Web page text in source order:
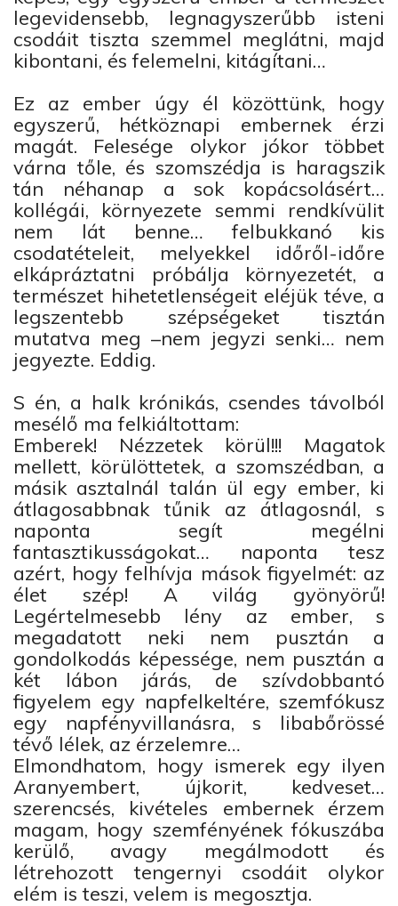
legevidensebb, legnagyszerűbb isteni
csodáit tiszta szemmel meglátni, majd
kibontani, és felemelni, kitágítani…
Ez az ember úgy él közöttünk, hogy
egyszerű, hétköznapi embernek érzi
magát. Felesége olykor jókor többet
várna tőle, és szomszédja is haragszik
tán néhanap a sok kopácsolásért…
kollégái, környezete semmi rendkívülit
nem lát benne… felbukkanó kis
csodatételeit, melyekkel időről-időre
elkápráztatni próbálja környezetét, a
természet hihetetlenségeit eléjük téve, a
legszentebb szépségeket tisztán
mutatva meg –nem jegyzi senki… nem
jegyezte. Eddig.
S én, a halk krónikás, csendes távolból
mesélő ma felkiáltottam:
Emberek! Nézzetek körül!!! Magatok
mellett, körülöttetek, a szomszédban, a
másik asztalnál talán ül egy ember, ki
átlagosabbnak tűnik az átlagosnál, s
naponta segít megélni
fantasztikusságokat… naponta tesz
azért, hogy felhívja mások figyelmét: az
élet szép! A világ gyönyörű!
Legértelmesebb lény az ember, s
megadatott neki nem pusztán a
gondolkodás képessége, nem pusztán a
két lábon járás, de szívdobbantó
figyelem egy napfelkeltére, szemfókusz
egy napfényvillanásra, s libabőrössé
tévő lélek, az érzelemre…
Elmondhatom, hogy ismerek egy ilyen
Aranyembert, újkorit, kedveset…
szerencsés, kivételes embernek érzem
magam, hogy szemfényének fókuszába
kerülő, avagy megálmodott és
létrehozott tengernyi csodáit olykor
elém is teszi, velem is megosztja.